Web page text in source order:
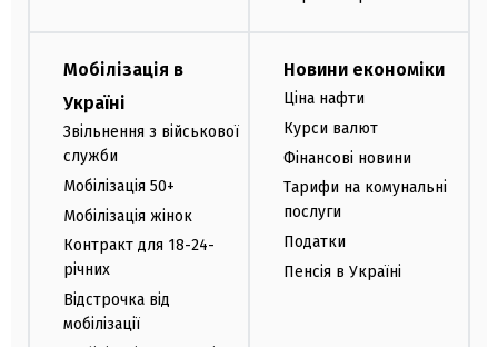
Мобілізація в
Україні
Звільнення з військової
служби
Мобілізація 50+
Мобілізація жінок
Контракт для 18-24-
річних
Відстрочка від
мобілізації
Новини економіки
Ціна нафти
Курси валют
Фінансові новини
Тарифи на комунальні
послуги
Податки
Пенсія в Україні